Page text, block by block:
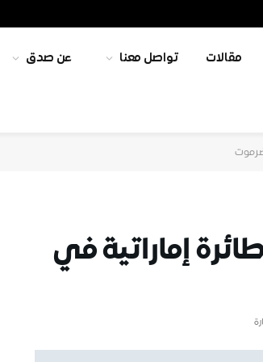
مقالات تواصل معنا عن صدق
إماراتية في